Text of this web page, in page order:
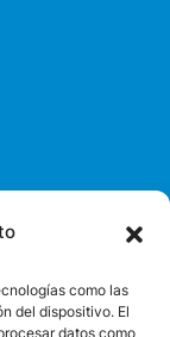
como las
del dispositivo. El
datos como